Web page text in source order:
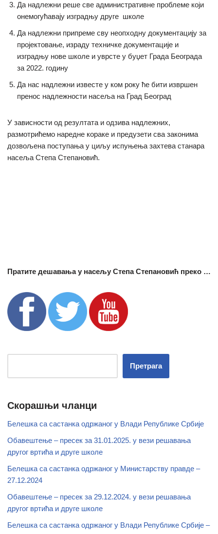
Да надлежни реше све административне проблеме који
онемогућавају изградњу друге школе
Да надлежни припреме сву неопходну документацију за
пројектовање, израду техничке документације и
изградњу нове школе и уврсте у буџет Града Београда
за 2022. годину
Да нас надлежни известе у ком року ће бити извршен
пренос надлежности насеља на Град Београд
У зависности од резултата и одзива надлежних,
размотрићемо наредне кораке и предузети сва законима
дозвољена поступања у циљу испуњења захтева станара
насеља Степа Степановић.
Пратите дешавања у насељу Степа Степановић преко …
Претрага
Скорашњи чланци
Белешка са састанка одржаног у Влади Републике Србије
Обавештење – пресек за 31.01.2025. у вези решавања
другог вртића и друге школе
Белешка са састанка одржаног у Министарству правде –
27.12.2024
Обавештење – пресек за 29.12.2024. у вези решавања
другог вртића и друге школе
Белешка са састанка одржаног у Влади Републике Србије –